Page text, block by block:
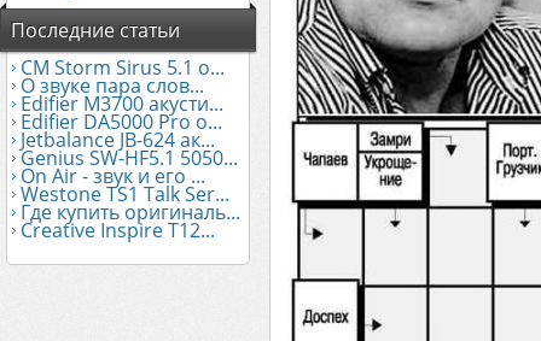
Последние статьи
CM Storm Sirus 5.1 о...
О звуке пара слов...
Edifier М3700 акусти...
Edifier DA5000 Pro о...
Jetbalance JB-624 ак...
Genius SW-HF5.1 5050...
On Air - звук и его ...
Westone TS1 Talk Ser...
Где купить оригиналь...
Creative Inspire T12...